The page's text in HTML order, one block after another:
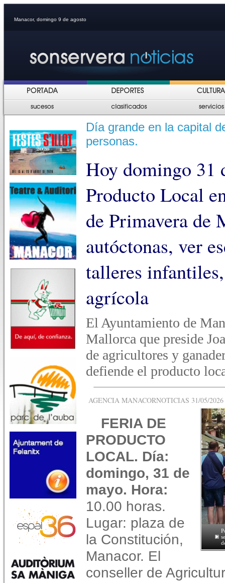
Manacor, domingo 9 de agosto
Día grande en la capital
personas.
Hoy domingo 31
Producto Local
de Primavera de
autóctonas, ver
talleres
agrícola
El Ayuntamiento de
Mallorca que preside
de agricultores y
defiende el producto
AGENCIA MANACORNOTICIAS 31/05/
FERIA DE
PRODUCTO
LOCAL. Día:
domingo, 31 de
mayo. Hora:
10.00 horas.
Lugar: plaza de
la Constitución,
Manacor. El
conseller de